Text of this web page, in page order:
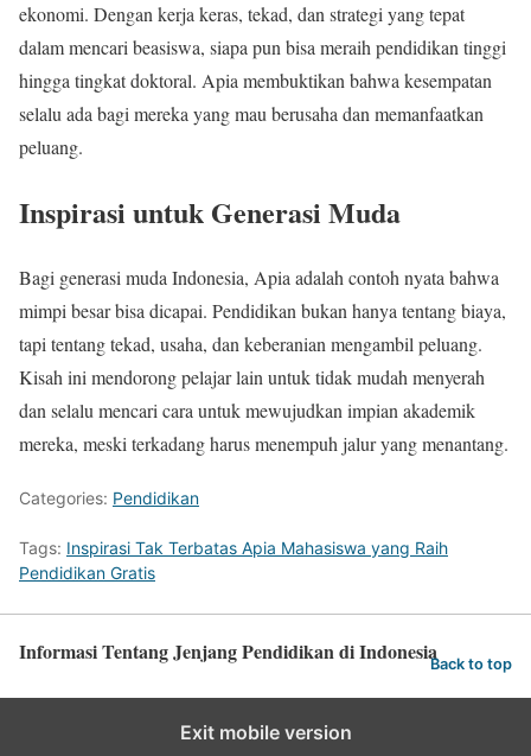
ekonomi. Dengan kerja keras, tekad, dan strategi yang tepat
dalam mencari beasiswa, siapa pun bisa meraih pendidikan tinggi
hingga tingkat doktoral. Apia membuktikan bahwa kesempatan
selalu ada bagi mereka yang mau berusaha dan memanfaatkan
peluang.
Inspirasi untuk Generasi Muda
Bagi generasi muda Indonesia, Apia adalah contoh nyata bahwa
mimpi besar bisa dicapai. Pendidikan bukan hanya tentang biaya,
tapi tentang tekad, usaha, dan keberanian mengambil peluang.
Kisah ini mendorong pelajar lain untuk tidak mudah menyerah
dan selalu mencari cara untuk mewujudkan impian akademik
mereka, meski terkadang harus menempuh jalur yang menantang.
Categories: Pendidikan
Tags: Inspirasi Tak Terbatas Apia Mahasiswa yang Raih
Pendidikan Gratis
Informasi Tentang Jenjang Pendidikan di IndonesiaBack to top
Exit mobile version